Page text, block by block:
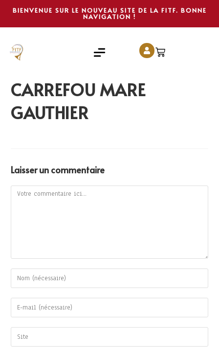
BIENVENUE SUR LE NOUVEAU SITE DE LA FITF. BONNE
NAVIGATION !
CARREFOU MARE
GAUTHIER
Laisser un commentaire